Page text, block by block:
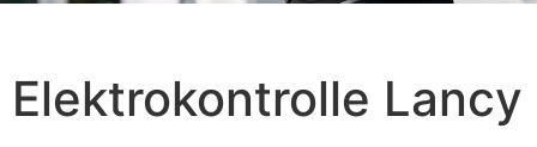
Elektrokontrolle Lancy